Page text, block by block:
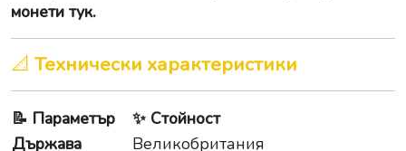
монети тук.
📐 Технически характеристики
📝 Параметър ✨ Стойност
Държава
Великобритания